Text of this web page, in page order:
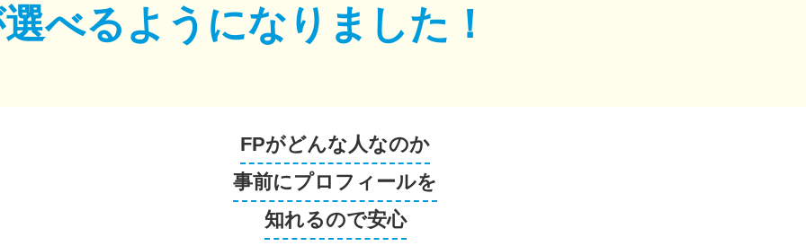
べるようになりました！
FPがどんな人なのか
事前にプロフィールを
知れるので安心